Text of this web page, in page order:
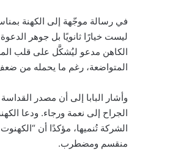
في رسالة موجّهة إلى الكهنة
ليست خيارًا ثانويًا بل جوهر
الكاهن مدعو ليُشكَّل على قلب
المتواضعة، رغم ما يحمله من
وأشار البابا إلى أن مصدر
الجراح إلى نعمة ورجاء. ودعا
الشركة تُنميها، مؤكدًا أن
منقسم ومضطرب.